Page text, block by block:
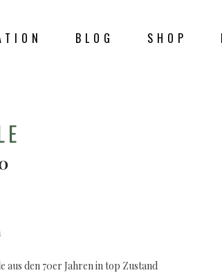
BLOG SHOP
aus den 70er Jahren in top Zustand